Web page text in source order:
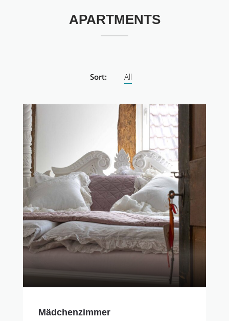
APARTMENTS
Sort: All
Mädchenzimmer